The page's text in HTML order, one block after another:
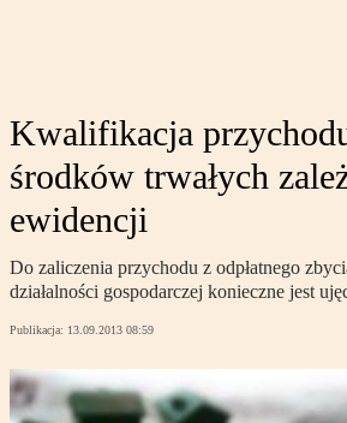
Kwalifikacja
środków trwałych
ewidencji
Do zaliczenia przychodu z odpłatnego
działalności gospodarczej konieczne jest
Publikacja: 13.09.2013 08:59